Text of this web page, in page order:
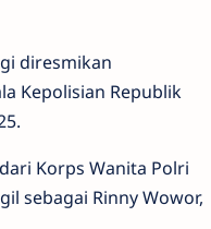
diresmikan
Kepolisian Republik
Korps Wanita Polri
sebagai Rinny Wowor,